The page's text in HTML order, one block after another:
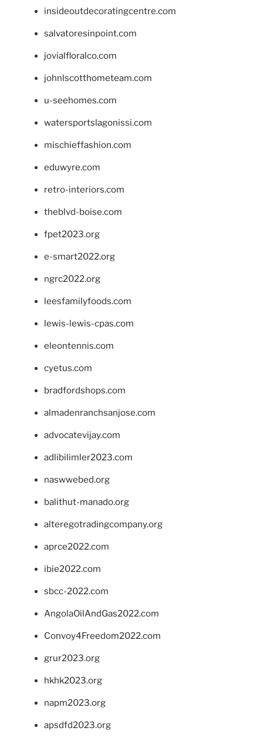
insideoutdecoratingcentre.com
salvatoresinpoint.com
jovialfloralco.com
johnlscotthometeam.com
u-seehomes.com
watersportslagonissi.com
mischieffashion.com
eduwyre.com
retro-interiors.com
theblvd-boise.com
fpet2023.org
e-smart2022.org
ngrc2022.org
leesfamilyfoods.com
lewis-lewis-cpas.com
eleontennis.com
cyetus.com
bradfordshops.com
almadenranchsanjose.com
advocatevijay.com
adlibilimler2023.com
naswwebed.org
balithut-manado.org
alteregotradingcompany.org
aprce2022.com
ibie2022.com
sbcc-2022.com
AngolaOilAndGas2022.com
Convoy4Freedom2022.com
grur2023.org
hkhk2023.org
napm2023.org
apsdfd2023.org